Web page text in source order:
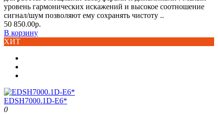
уровень гармонических искажений и высокое соотношение
сигнал/шум позволяют ему сохранять чистоту ..
50 850.00р.
В корзину
ХИТ
EDSH7000.1D-E6*
0